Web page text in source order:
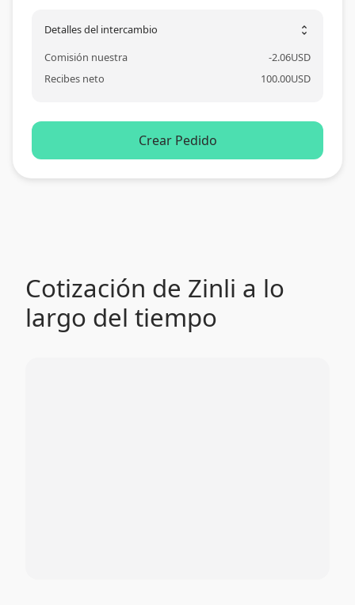
Detalles del intercambio unfold_more
Comisión nuestra -2.06USD
Recibes neto
100.00USD
Crear Pedido
Cotización de Zinli a lo
largo del tiempo